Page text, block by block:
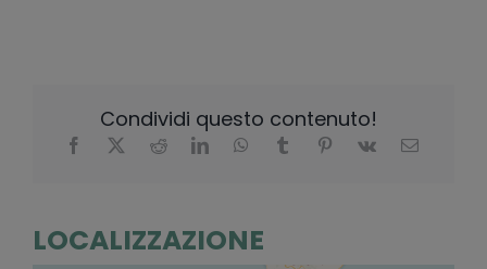
Condividi questo contenuto!
LOCALIZZAZIONE